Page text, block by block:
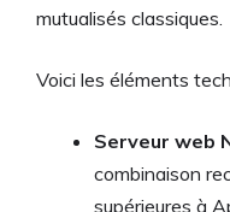
mutualisés classiques.
Voici les éléments
Serveur web
combinaison
supérieures à